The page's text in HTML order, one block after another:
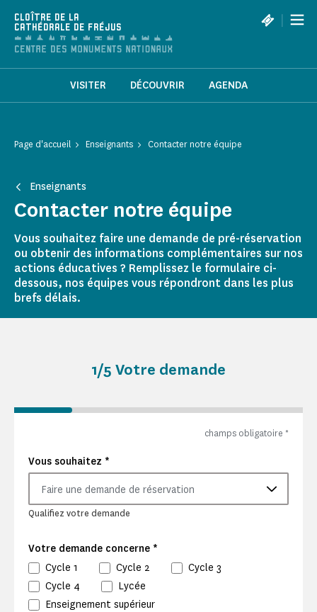
CLOÎTRE DE LA
CATHÉDRALE DE FRÉJUS
|
VISITER DÉCOUVRIR AGENDA
Page d'accueil Enseignants Contacter notre équipe
Enseignants
Contacter notre équipe
Vous souhaitez faire une demande de pré-réservation
ou obtenir des informations complémentaires sur nos
actions éducatives ? Remplissez le formulaire ci-
dessous, nos équipes vous répondront dans les plus
brefs délais.
1/5 Votre demande
champs obligatoire *
Vous souhaitez *
Faire une demande de réservation
Qualifiez votre demande
Votre demande concerne *
Cycle 1 Cycle 2
Cycle 3
Cycle 4
Lycée
Enseignement supérieur